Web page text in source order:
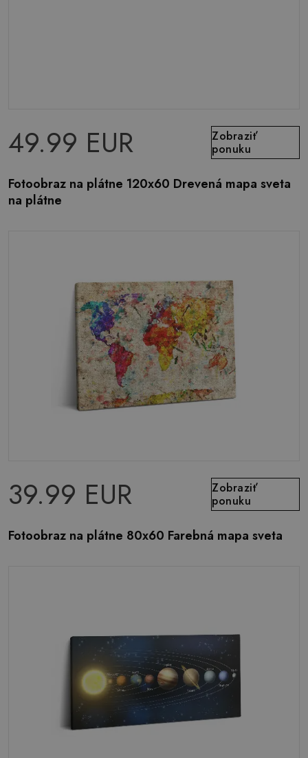
49.99 EUR
Zobraziť
ponuku
Fotoobraz na plátne 120x60 Drevená mapa sveta
na plátne
39.99 EUR
Zobraziť
ponuku
Fotoobraz na plátne 80x60 Farebná mapa sveta